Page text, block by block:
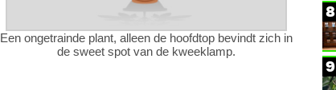
Een ongetrainde plant, alleen de hoofdtop bevindt zich in
de sweet spot van de kweeklamp.
8
9